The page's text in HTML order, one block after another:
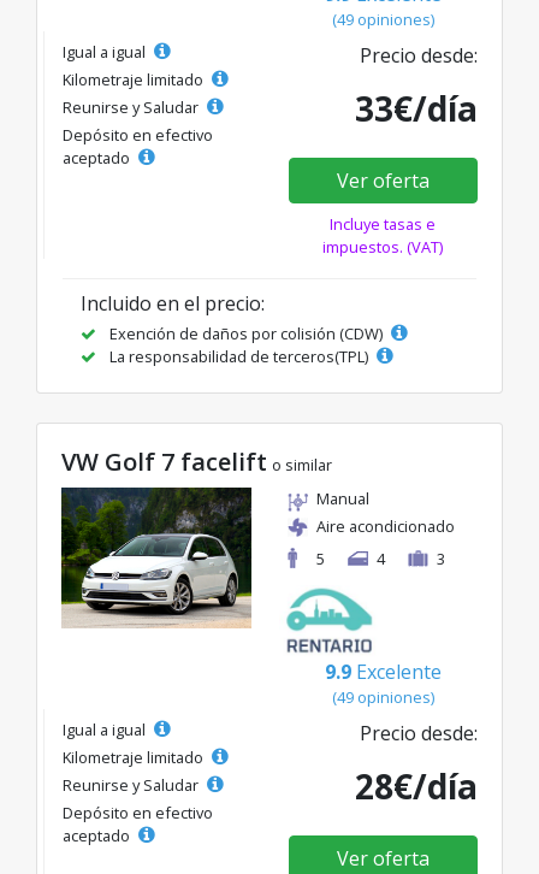
(49 opiniones)
Igual a igual
Kilometraje limitado
Reunirse y Saludar
Depósito en efectivo
aceptado
Precio desde:
33€/día
Ver oferta
Incluye tasas e
impuestos. (VAT)
Incluido en el precio:
Exención de daños por colisión (CDW)
La responsabilidad de terceros(TPL)
VW Golf 7 facelift o similar
Manual
Aire acondicionado
5
4 3
9.9 Excelente
(49 opiniones)
Igual a igual
Kilometraje limitado
Reunirse y Saludar
Depósito en efectivo
aceptado
Precio desde:
28€/día
Ver oferta